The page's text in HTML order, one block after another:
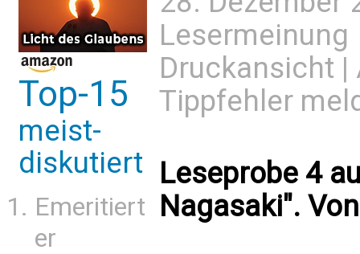
Top-15
meist-
diskutiert
Emeritiert
er
Lesermeinung
Druckansicht |
Tippfehler
Leseprobe 4
Nagasaki".